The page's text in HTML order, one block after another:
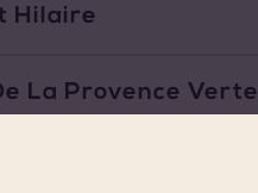
Hilaire
La Provence Verte